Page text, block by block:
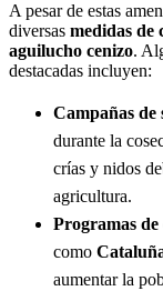
A pesar de estas
diversas medidas de
aguilucho cenizo.
destacadas incluyen:
Campañas de
durante la
crías y nidos
agricultura.
Programas
como
aumentar la